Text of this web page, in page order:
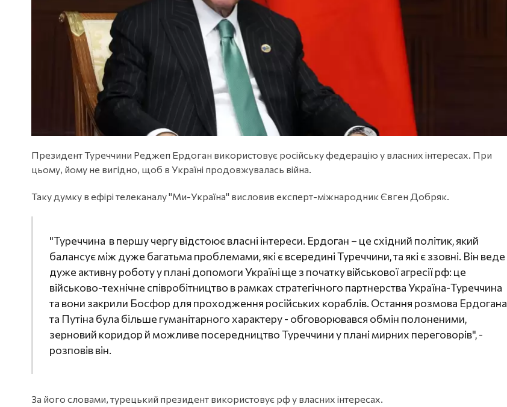
Президент Туреччини Реджеп Ердоган використовує російську федерацію у власних інтересах. При
цьому, йому не вигідно, щоб в Україні продовжувалась війна.
Таку думку в ефірі телеканалу "Ми-Україна" висловив експерт-міжнародник Євген Добряк.
"Туреччина в першу чергу відстоює власні інтереси. Ердоган – це східний політик, який
балансує між дуже багатьма проблемами, які є всередині Туреччини, та які є ззовні. Він веде
дуже активну роботу у плані допомоги Україні ще з початку військової агресії рф: це
військово-технічне співробітництво в рамках стратегічного партнерства Україна-Туреччина
та вони закрили Босфор для проходження російських кораблів. Остання розмова Ердогана
та Путіна була більше гуманітарного характеру - обговорювався обмін полоненими,
зерновий коридор й можливе посередництво Туреччини у плані мирних переговорів", -
розповів він.
За його словами, турецький президент використовує рф у власних інтересах.